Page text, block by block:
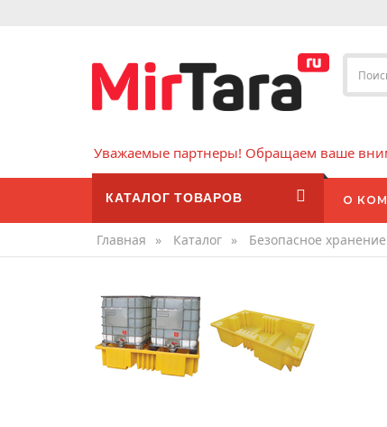
Уважаемые партнеры! Обращаем ваше
КАТАЛОГ ТОВАРОВ О
Главная » Каталог » Безопасное